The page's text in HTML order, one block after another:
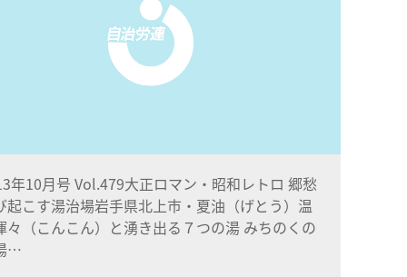
年10月号 Vol.479大正ロマン・昭和レトロ 郷愁
起こす湯治場岩手県北上市・夏油（げとう）温
々（こんこん）と湧き出る７つの湯 みちのくの
…